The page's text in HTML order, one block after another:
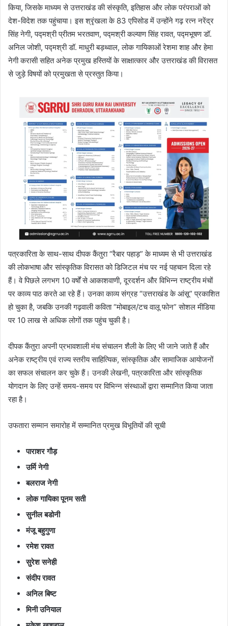
किया, जिसके माध्यम से उत्तराखंड की संस्कृति, इतिहास और लोक परंपराओं को
देश-विदेश तक पहुंचाया। इस श्रृंखला के 83 एपिसोड में उन्होंने गढ़ रत्न नरेंद्र
सिंह नेगी, पद्मश्री प्रीतम भरतवाण, पद्मश्री कल्याण सिंह रावत, पद्मभूषण डॉ.
अनिल जोशी, पद्मश्री डॉ. माधुरी बड़थ्वाल, लोक गायिकाओं रेशमा शाह और हेमा
नेगी करासी सहित अनेक प्रमुख हस्तियों के साक्षात्कार और उत्तराखंड की विरासत
से जुड़े विषयों को प्रमुखता से प्रस्तुत किया।
पत्रकारिता के साथ-साथ दीपक कैंतुरा “रैबार पहाड़” के माध्यम से भी उत्तराखंड
की लोकभाषा और सांस्कृतिक विरासत को डिजिटल मंच पर नई पहचान दिला रहे
हैं। वे पिछले लगभग 10 वर्षों से आकाशवाणी, दूरदर्शन और विभिन्न राष्ट्रीय मंचों
पर काव्य पाठ करते आ रहे हैं। उनका काव्य संग्रह “उत्तराखंड के आंसू” प्रकाशित
हो चुका है, जबकि उनकी गढ़वाली कविता “मोबाइल/टच वालू फोन” सोशल मीडिया
पर 10 लाख से अधिक लोगों तक पहुंच चुकी है।
दीपक कैंतुरा अपनी प्रभावशाली मंच संचालन शैली के लिए भी जाने जाते हैं और
अनेक राष्ट्रीय एवं राज्य स्तरीय साहित्यिक, सांस्कृतिक और सामाजिक आयोजनों
का सफल संचालन कर चुके हैं। उनकी लेखनी, पत्रकारिता और सांस्कृतिक
योगदान के लिए उन्हें समय-समय पर विभिन्न संस्थाओं द्वारा सम्मानित किया जाता
रहा है।
उफतारा सम्मान समारोह में सम्मानित प्रमुख विभूतियों की सूची
पाराशर गौड़
उर्मि नेगी
बलराज नेगी
लोक गायिका पूनम सती
सुनील बडोनी
मंजू बहुगुणा
रमेश रावत
सुरेश सनेही
संदीप रावत
अनिल बिष्ट
मिनी उनियाल